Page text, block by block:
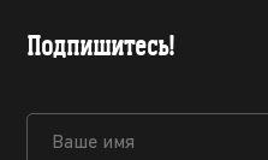
Подпишитесь!